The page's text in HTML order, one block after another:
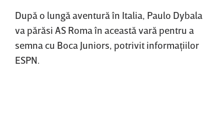
După o lungă aventură în Italia, Paulo Dybala
va părăsi AS Roma în această vară pentru a
semna cu Boca Juniors, potrivit informaţiilor
ESPN.